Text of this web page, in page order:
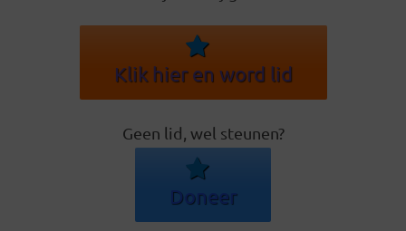
Klik hier en word lid
Geen lid, wel steunen?
Doneer